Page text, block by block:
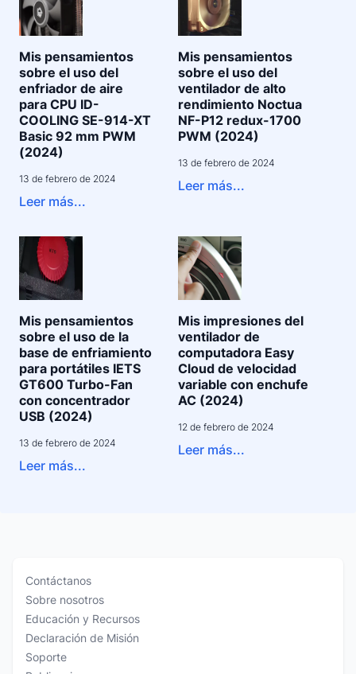
Mis pensamientos
sobre el uso del
enfriador de aire
para CPU ID-
COOLING SE-914-XT
Basic 92 mm PWM
(2024)
13 de febrero de 2024
Leer más...
Mis pensamientos
sobre el uso del
ventilador de alto
rendimiento Noctua
NF-P12 redux-1700
PWM (2024)
13 de febrero de 2024
Leer más...
Mis pensamientos
sobre el uso de la
base de enfriamiento
para portátiles IETS
GT600 Turbo-Fan
con concentrador
USB (2024)
13 de febrero de 2024
Leer más...
Mis impresiones del
ventilador de
computadora Easy
Cloud de velocidad
variable con enchufe
AC (2024)
12 de febrero de 2024
Leer más...
Contáctanos
Sobre nosotros
Educación y Recursos
Declaración de Misión
Soporte